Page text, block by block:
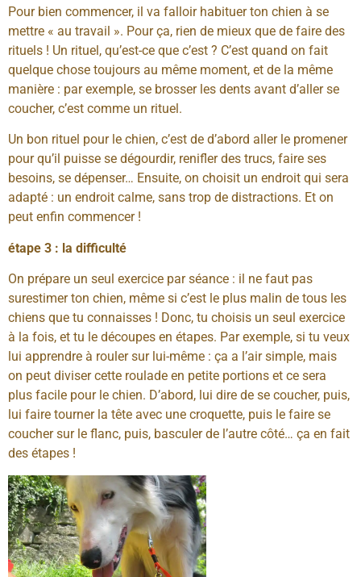
Pour bien commencer, il va falloir habituer ton chien à se
mettre « au travail ». Pour ça, rien de mieux que de faire des
rituels ! Un rituel, qu’est-ce que c’est ? C’est quand on fait
quelque chose toujours au même moment, et de la même
manière : par exemple, se brosser les dents avant d’aller se
coucher, c’est comme un rituel.
Un bon rituel pour le chien, c’est de d’abord aller le promener
pour qu’il puisse se dégourdir, renifler des trucs, faire ses
besoins, se dépenser… Ensuite, on choisit un endroit qui sera
adapté : un endroit calme, sans trop de distractions. Et on
peut enfin commencer !
étape 3 : la difficulté
On prépare un seul exercice par séance : il ne faut pas
surestimer ton chien, même si c’est le plus malin de tous les
chiens que tu connaisses ! Donc, tu choisis un seul exercice
à la fois, et tu le découpes en étapes. Par exemple, si tu veux
lui apprendre à rouler sur lui-même : ça a l’air simple, mais
on peut diviser cette roulade en petite portions et ce sera
plus facile pour le chien. D’abord, lui dire de se coucher, puis,
lui faire tourner la tête avec une croquette, puis le faire se
coucher sur le flanc, puis, basculer de l’autre côté… ça en fait
des étapes !